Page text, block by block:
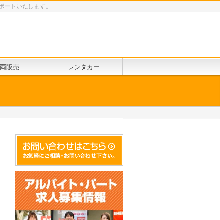
トいたします。
販売 レンタカー